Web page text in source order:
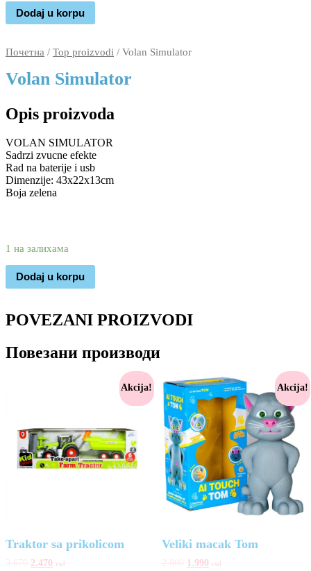
Dodaj u korpu
Почетна / Top proizvodi / Volan Simulator
Volan Simulator
Opis proizvoda
VOLAN SIMULATOR
Sadrzi zvucne efekte
Rad na baterije i usb
Dimenzije: 43x22x13cm
Boja zelena
1 на залихама
Dodaj u korpu
POVEZANI PROIZVODI
Повезани производи
Akcija!
Traktor sa prikolicom
2.470 rsd
Akcija!
Veliki macak Tom
1.990 rsd